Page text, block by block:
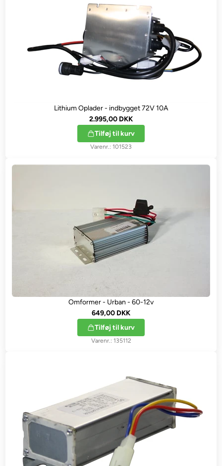
Lithium Oplader - indbygget 72V 10A
2.995,00 DKK
Tilføj til kurv
101523
Omformer - Urban - 60-12v
649,00 DKK
Tilføj til kurv
135112